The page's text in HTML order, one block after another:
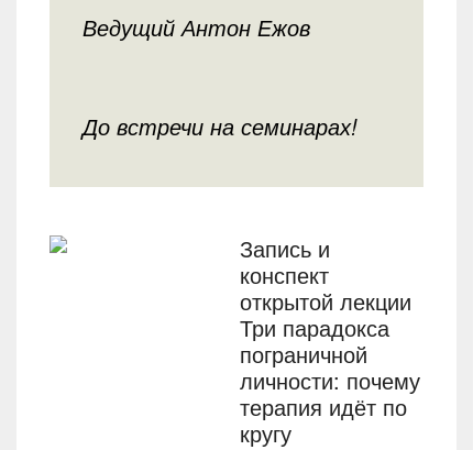
Ведущий Антон Ежов
До встречи на семинарах!
Запись и
конспект
открытой лекции
Три парадокса
пограничной
личности: почему
терапия идёт по
кругу